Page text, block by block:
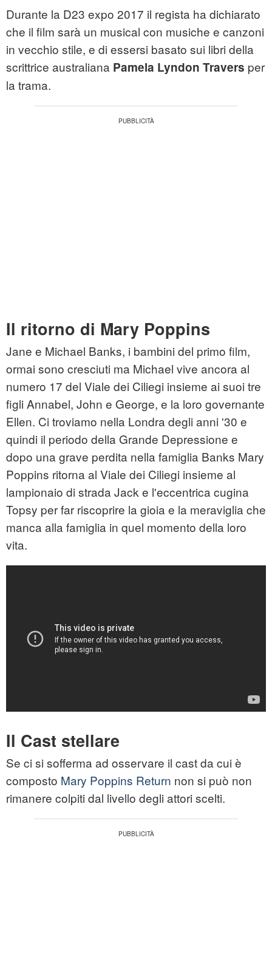
Durante la D23 expo 2017 il regista ha dichiarato
che il film sarà un musical con musiche e canzoni
in vecchio stile, e di essersi basato sui libri della
scrittrice australiana Pamela Lyndon Travers per
la trama.
Il ritorno di Mary Poppins
Jane e Michael Banks, i bambini del primo film,
ormai sono cresciuti ma Michael vive ancora al
numero 17 del Viale dei Ciliegi insieme ai suoi tre
figli Annabel, John e George, e la loro governante
Ellen. Ci troviamo nella Londra degli anni '30 e
quindi il periodo della Grande Depressione e
dopo una grave perdita nella famiglia Banks Mary
Poppins ritorna al Viale dei Ciliegi insieme al
lampionaio di strada Jack e l'eccentrica cugina
Topsy per far riscoprire la gioia e la meraviglia che
manca alla famiglia in quel momento della loro
vita.
Il Cast stellare
Se ci si sofferma ad osservare il cast da cui è
composto Mary Poppins Return non si può non
rimanere colpiti dal livello degli attori scelti.